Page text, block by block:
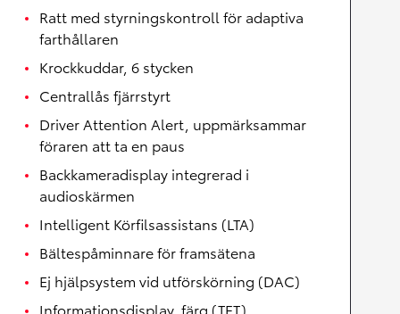
Ratt med styrningskontroll för adaptiva
farthållaren
Krockkuddar, 6 stycken
Centrallås fjärrstyrt
Driver Attention Alert, uppmärksammar
föraren att ta en paus
Backkameradisplay integrerad i
audioskärmen
Intelligent Körfilsassistans (LTA)
Bältespåminnare för framsätena
Ej hjälpsystem vid utförskörning (DAC)
Informationsdisplay, färg (TFT)